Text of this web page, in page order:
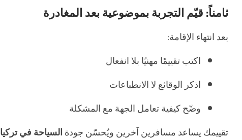
ثامناً: قيّم التجربة بموضوعية بعد المغادرة
بعد انتهاء الإقامة:
اكتب تقييمًا مهنيًا بلا انفعال
اذكر الوقائع لا الانطباعات
وضّح كيفية تعامل الجهة مع المشكلة
تقييمك يساعد مسافرين آخرين ويُحسّن جودةالسياحة في تركيا